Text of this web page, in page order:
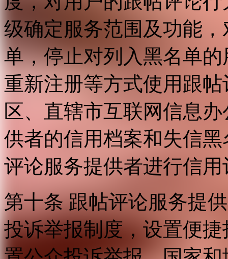
级确定服务范围及功能
单，停止对列入黑名单
重新注册等方式使用跟
区、直辖市互联网信息
供者的信用档案和失信
评论服务提供者进行信用
第十条 跟帖评论服务提
投诉举报制度，设置便